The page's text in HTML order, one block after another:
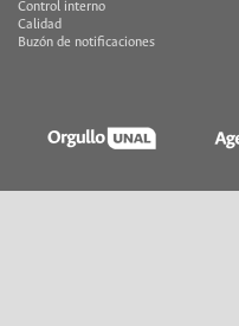
Control interno
Calidad
Buzón de notificaciones